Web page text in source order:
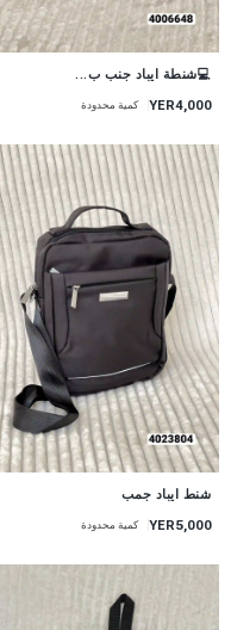
💻شنطة ايباد جنب ب...
YER4,000 كمية محدودة
شنط ايباد جمب
YER5,000 كمية محدودة